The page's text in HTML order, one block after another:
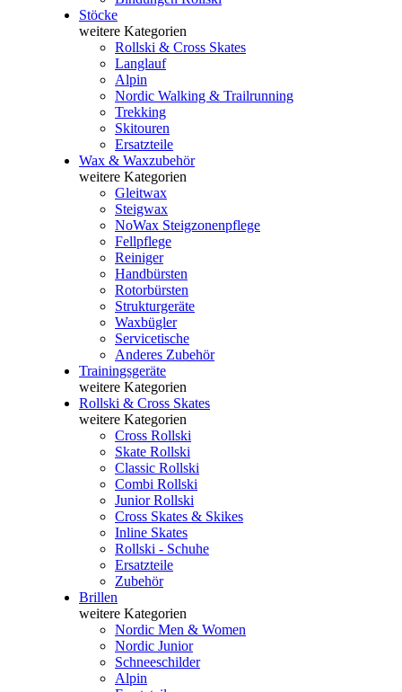
Stöcke
weitere Kategorien
Rollski & Cross Skates
Langlauf
Alpin
Nordic Walking & Trailrunning
Trekking
Skitouren
Ersatzteile
Wax & Waxzubehör
weitere Kategorien
Gleitwax
Steigwax
NoWax Steigzonenpflege
Fellpflege
Reiniger
Handbürsten
Rotorbürsten
Strukturgeräte
Waxbügler
Servicetische
Anderes Zubehör
Trainingsgeräte
weitere Kategorien
Rollski & Cross Skates
weitere Kategorien
Cross Rollski
Skate Rollski
Classic Rollski
Combi Rollski
Junior Rollski
Cross Skates & Skikes
Inline Skates
Rollski - Schuhe
Ersatzteile
Zubehör
Brillen
weitere Kategorien
Nordic Men & Women
Nordic Junior
Schneeschilder
Alpin